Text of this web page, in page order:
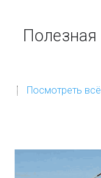
Посмотреть всё